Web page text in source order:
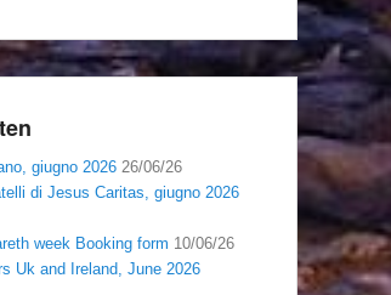
giugno 2026 26/06/26
di Jesus Caritas, giugno 2026
week Booking form 10/06/26
Uk and Ireland, June 2026